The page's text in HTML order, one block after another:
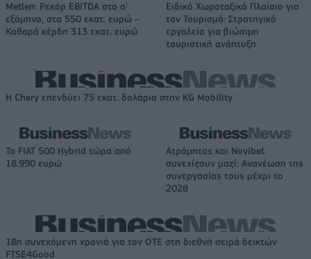
Metlen: Ρεκόρ EBITDA στο α'
εξάμηνο, στα 550 εκατ. ευρώ –
Καθαρά κέρδη 313 εκατ. ευρώ
Ειδικό Χωροταξικό Πλαίσιο για
τον Τουρισμό: Στρατηγικό
εργαλείο για βιώσιμη
τουριστική ανάπτυξη
Η Chery επενδύει 75 εκατ. δολάρια στην KG Mobility
Το FIAT 500 Hybrid τώρα από
18.990 ευρώ
Ατρόμητος και Novibet
συνεχίζουν μαζί: Ανανέωση της
συνεργασίας τους μέχρι το
2028
18η συνεχόμενη χρονιά για τον ΟΤΕ στη διεθνή σειρά δεικτών
FTSE4Good